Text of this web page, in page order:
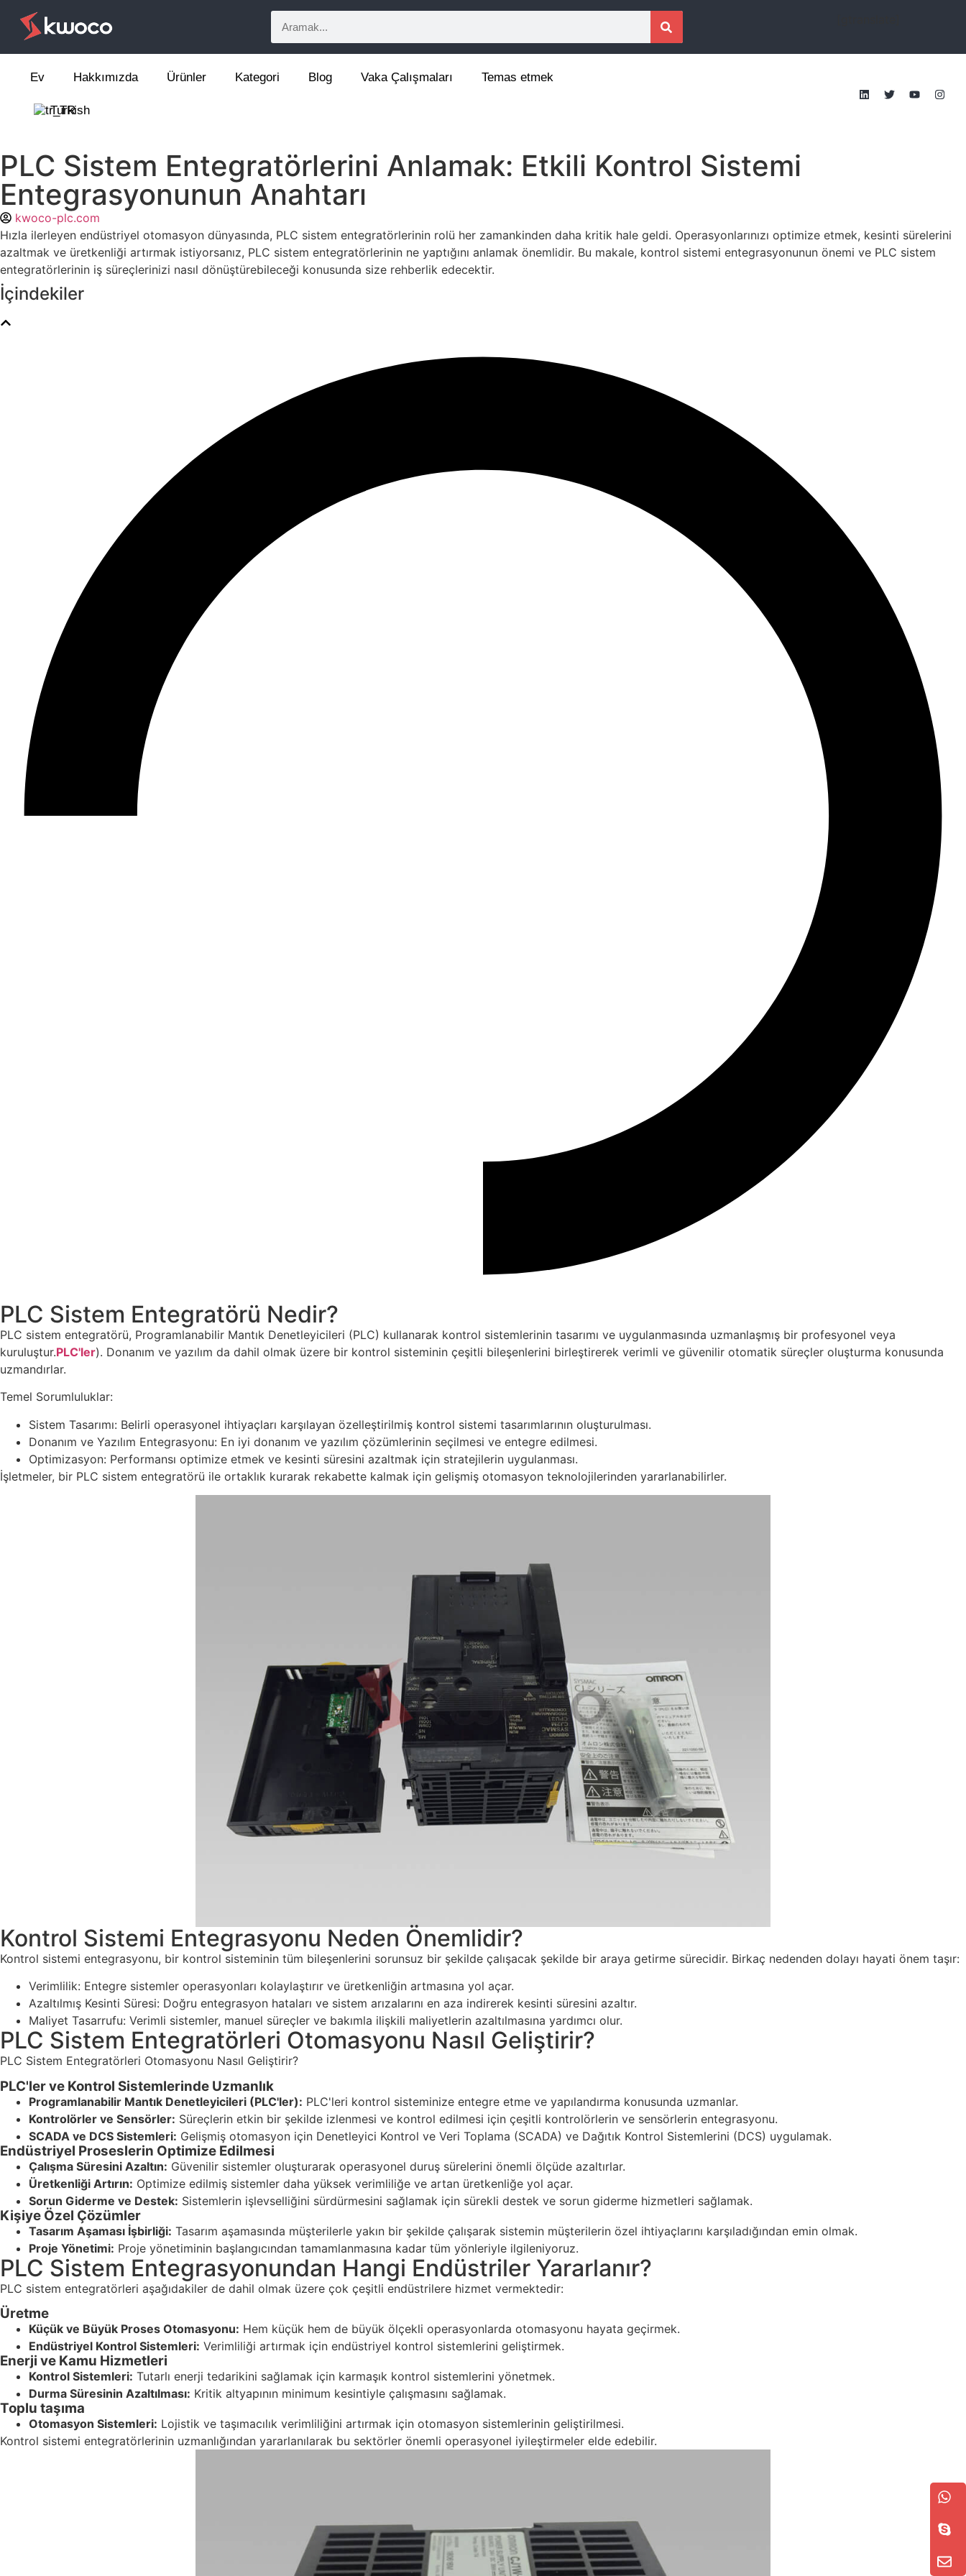
Ev Hakkımızda Ürünler Kategori Blog Vaka Çalışmaları Temas etmek
Turkish
PLC Sistem Entegratörlerini Anlamak: Etkili Kontrol Sistemi
Entegrasyonunun Anahtarı
kwoco-plc.com
Hızla ilerleyen endüstriyel otomasyon dünyasında, PLC sistem entegratörlerinin rolü her zamankinden daha kritik hale geldi. Operasyonlarınızı optimize etmek, kesinti sürelerini
azaltmak ve üretkenliği artırmak istiyorsanız, PLC sistem entegratörlerinin ne yaptığını anlamak önemlidir. Bu makale, kontrol sistemi entegrasyonunun önemi ve PLC sistem
entegratörlerinin iş süreçlerinizi nasıl dönüştürebileceği konusunda size rehberlik edecektir.
İçindekiler
PLC Sistem Entegratörü Nedir?
PLC sistem entegratörü, Programlanabilir Mantık Denetleyicileri (PLC) kullanarak kontrol sistemlerinin tasarımı ve uygulanmasında uzmanlaşmış bir profesyonel veya
kuruluştur.PLC'ler). Donanım ve yazılım da dahil olmak üzere bir kontrol sisteminin çeşitli bileşenlerini birleştirerek verimli ve güvenilir otomatik süreçler oluşturma konusunda
uzmandırlar.
Temel Sorumluluklar:
Sistem Tasarımı: Belirli operasyonel ihtiyaçları karşılayan özelleştirilmiş kontrol sistemi tasarımlarının oluşturulması.
Donanım ve Yazılım Entegrasyonu: En iyi donanım ve yazılım çözümlerinin seçilmesi ve entegre edilmesi.
Optimizasyon: Performansı optimize etmek ve kesinti süresini azaltmak için stratejilerin uygulanması.
İşletmeler, bir PLC sistem entegratörü ile ortaklık kurarak rekabette kalmak için gelişmiş otomasyon teknolojilerinden yararlanabilirler.
Kontrol Sistemi Entegrasyonu Neden Önemlidir?
Kontrol sistemi entegrasyonu, bir kontrol sisteminin tüm bileşenlerini sorunsuz bir şekilde çalışacak şekilde bir araya getirme sürecidir. Birkaç nedenden dolayı hayati önem taşır:
Verimlilik: Entegre sistemler operasyonları kolaylaştırır ve üretkenliğin artmasına yol açar.
Azaltılmış Kesinti Süresi: Doğru entegrasyon hataları ve sistem arızalarını en aza indirerek kesinti süresini azaltır.
Maliyet Tasarrufu: Verimli sistemler, manuel süreçler ve bakımla ilişkili maliyetlerin azaltılmasına yardımcı olur.
PLC Sistem Entegratörleri Otomasyonu Nasıl Geliştirir?
PLC Sistem Entegratörleri Otomasyonu Nasıl Geliştirir?
PLC'ler ve Kontrol Sistemlerinde Uzmanlık
Programlanabilir Mantık Denetleyicileri (PLC'ler): PLC'leri kontrol sisteminize entegre etme ve yapılandırma konusunda uzmanlar.
Kontrolörler ve Sensörler: Süreçlerin etkin bir şekilde izlenmesi ve kontrol edilmesi için çeşitli kontrolörlerin ve sensörlerin entegrasyonu.
SCADA ve DCS Sistemleri: Gelişmiş otomasyon için Denetleyici Kontrol ve Veri Toplama (SCADA) ve Dağıtık Kontrol Sistemlerini (DCS) uygulamak.
Endüstriyel Proseslerin Optimize Edilmesi
Çalışma Süresini Azaltın: Güvenilir sistemler oluşturarak operasyonel duruş sürelerini önemli ölçüde azaltırlar.
Üretkenliği Artırın: Optimize edilmiş sistemler daha yüksek verimliliğe ve artan üretkenliğe yol açar.
Sorun Giderme ve Destek: Sistemlerin işlevselliğini sürdürmesini sağlamak için sürekli destek ve sorun giderme hizmetleri sağlamak.
Kişiye Özel Çözümler
Tasarım Aşaması İşbirliği: Tasarım aşamasında müşterilerle yakın bir şekilde çalışarak sistemin müşterilerin özel ihtiyaçlarını karşıladığından emin olmak.
Proje Yönetimi: Proje yönetiminin başlangıcından tamamlanmasına kadar tüm yönleriyle ilgileniyoruz.
PLC Sistem Entegrasyonundan Hangi Endüstriler Yararlanır?
PLC sistem entegratörleri aşağıdakiler de dahil olmak üzere çok çeşitli endüstrilere hizmet vermektedir:
Üretme
Küçük ve Büyük Proses Otomasyonu: Hem küçük hem de büyük ölçekli operasyonlarda otomasyonu hayata geçirmek.
Endüstriyel Kontrol Sistemleri: Verimliliği artırmak için endüstriyel kontrol sistemlerini geliştirmek.
Enerji ve Kamu Hizmetleri
Kontrol Sistemleri: Tutarlı enerji tedarikini sağlamak için karmaşık kontrol sistemlerini yönetmek.
Durma Süresinin Azaltılması: Kritik altyapının minimum kesintiyle çalışmasını sağlamak.
Toplu taşıma
Otomasyon Sistemleri: Lojistik ve taşımacılık verimliliğini artırmak için otomasyon sistemlerinin geliştirilmesi.
Kontrol sistemi entegratörlerinin uzmanlığından yararlanılarak bu sektörler önemli operasyonel iyileştirmeler elde edebilir.